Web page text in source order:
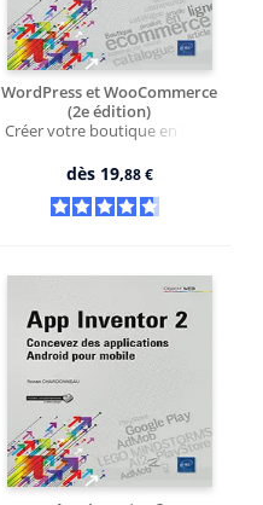
WordPress et WooCommerce
(2e édition)
Créer votre boutique en ligne
dès 19,88 €